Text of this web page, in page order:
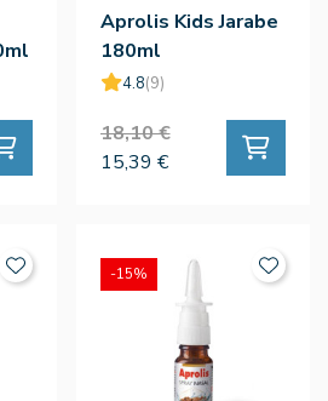
Aprolis Kids Jarabe
180ml
4.8(9)
18,10 €
15,39 €
-15%